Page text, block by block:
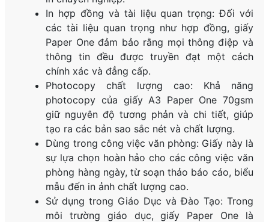
In hợp đồng và tài liệu quan trọng: Đối với
các tài liệu quan trọng như hợp đồng, giấy
Paper One đảm bảo rằng mọi thông điệp và
thông tin đều được truyền đạt một cách
chính xác và đẳng cấp.
Photocopy chất lượng cao: Khả năng
photocopy của giấy A3 Paper One 70gsm
giữ nguyên độ tương phản và chi tiết, giúp
tạo ra các bản sao sắc nét và chất lượng.
Dùng trong công việc văn phòng: Giấy này là
sự lựa chọn hoàn hảo cho các công việc văn
phòng hàng ngày, từ soạn thảo báo cáo, biểu
mẫu đến in ảnh chất lượng cao.
Sử dụng trong Giáo Dục và Đào Tạo: Trong
môi trường giáo dục, giấy Paper One là